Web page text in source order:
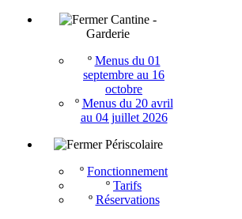
Cantine -
Garderie
º Menus du 01
septembre au 16
octobre
º Menus du 20 avril
au 04 juillet 2026
Périscolaire
º Fonctionnement
º Tarifs
º Réservations